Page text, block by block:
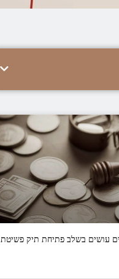
עושים בשלב פתיחת תיק פשיטת